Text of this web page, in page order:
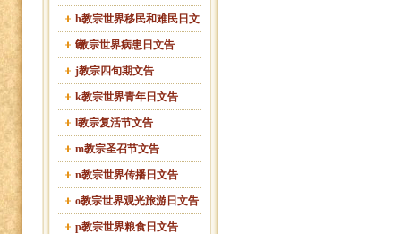
h教宗世界移民和难民日文
告
i教宗世界病患日文告
j教宗四旬期文告
k教宗世界青年日文告
l教宗复活节文告
m教宗圣召节文告
n教宗世界传播日文告
o教宗世界观光旅游日文告
p教宗世界粮食日文告